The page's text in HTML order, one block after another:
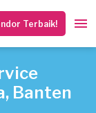
Terbaik!
Banten